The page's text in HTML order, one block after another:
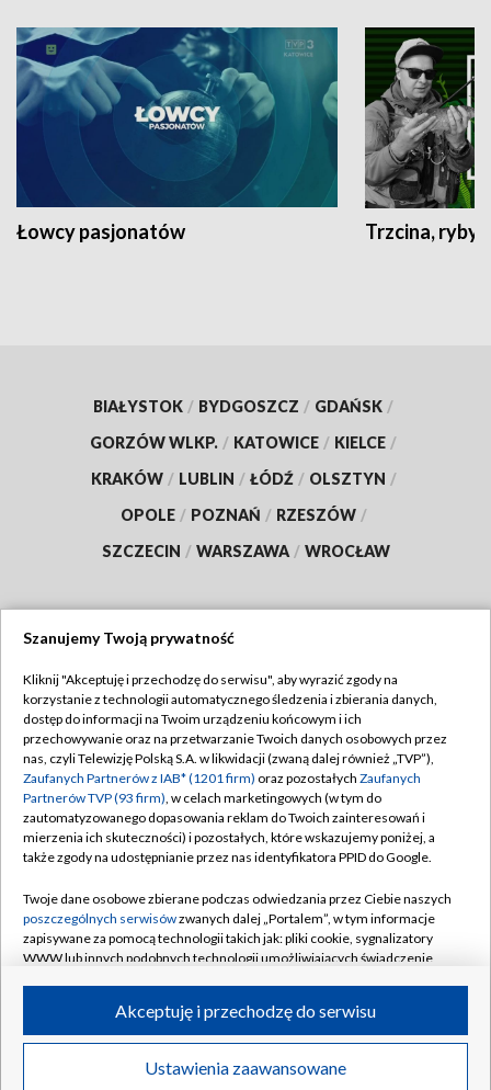
Łowcy pasjonatów Trzcina, ryby
BIAŁYSTOK / BYDGOSZCZ / GDAŃSK /
GORZÓW WLKP. / KATOWICE / KIELCE /
KRAKÓW / LUBLIN / ŁÓDŹ / OLSZTYN /
OPOLE / POZNAŃ / RZESZÓW /
SZCZECIN / WARSZAWA / WROCŁAW
TVP
Abonament TVP
Emisja w TVP
Centrum informacji TVP
Naziemna Telewizja Cyfrowa
Rada Programowa
System NOS
Informacje o nadawcy
Program dla prasy
Regulamin TVP
Polityka prywatności
Moje zgody
Pomoc
Kontakt
Kanały
©2026 Telewizja Polska S.A. w likwidacji
Szanujemy Twoją prywatność
Kliknij "Akceptuję i przechodzę do serwisu", aby wyrazić zgody na
korzystanie z technologii automatycznego śledzenia i zbierania danych,
dostęp do informacji na Twoim urządzeniu końcowym i ich
przechowywanie oraz na przetwarzanie Twoich danych osobowych przez
nas, czyli Telewizję Polską S.A. w likwidacji (zwaną dalej również „TVP”),
Zaufanych Partnerów z IAB* (1201 firm) oraz pozostałych Zaufanych
Partnerów TVP (93 firm), w celach marketingowych (w tym do
zautomatyzowanego dopasowania reklam do Twoich zainteresowań i
mierzenia ich skuteczności) i pozostałych, które wskazujemy poniżej, a
także zgody na udostępnianie przez nas identyfikatora PPID do Google.
Twoje dane osobowe zbierane podczas odwiedzania przez Ciebie naszych
poszczególnych serwisówzwanych dalej „Portalem”, w tym informacje
zapisywane za pomocą technologii takich jak: pliki cookie, sygnalizatory
WWW lub innych podobnych technologii umożliwiających świadczenie
ruchu w Internecie.
Twoje dane osobowe zbierane podczas odwiedzania przez Ciebie
poszczególnych serwisówna Portalu, takie jak adresy IP, identyfikatory
Ustawienia zaawansowane
Akceptuję i przechodzę do serwisu